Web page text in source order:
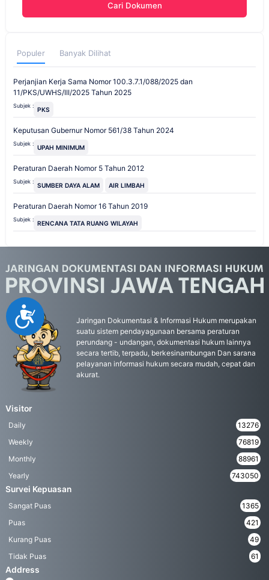
Accessibility
Cari Dokumen
Populer Banyak Dilihat
Perjanjian Kerja Sama Nomor 100.3.7.1/088/2025 dan
11/PKS/UWHS/III/2025 Tahun 2025
Subjek : PKS
Keputusan Gubernur Nomor 561/38 Tahun 2024
Subjek : UPAH MINIMUM
Peraturan Daerah Nomor 5 Tahun 2012
Subjek : SUMBER DAYA ALAM AIR LIMBAH
Peraturan Daerah Nomor 16 Tahun 2019
Subjek : RENCANA TATA RUANG WILAYAH
Jaringan Dokumentasi & Informasi Hukum merupakan
suatu sistem pendayagunaan bersama peraturan
perundang - undangan, dokumentasi hukum lainnya
secara tertib, terpadu, berkesinambungan Dan sarana
pelayanan informasi hukum secara mudah, cepat dan
akurat.
Visitor
Daily
13276
Weekly
76819
Monthly
88961
Yearly
743050
Survei Kepuasan
Sangat Puas
1365
Puas
421
Kurang Puas
49
Tidak Puas
61
Address